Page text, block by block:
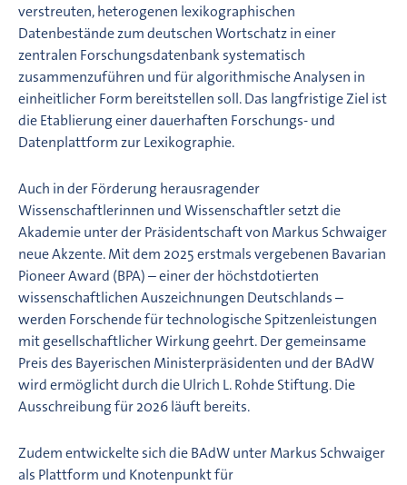
verstreuten, heterogenen lexikographischen
Datenbestände zum deutschen Wortschatz in einer
zentralen Forschungsdatenbank systematisch
zusammenzuführen und für algorithmische Analysen in
einheitlicher Form bereitstellen soll. Das langfristige Ziel ist
die Etablierung einer dauerhaften Forschungs- und
Datenplattform zur Lexikographie.
Auch in der Förderung herausragender
Wissenschaftlerinnen und Wissenschaftler setzt die
Akademie unter der Präsidentschaft von Markus Schwaiger
neue Akzente. Mit dem 2025 erstmals vergebenen Bavarian
Pioneer Award (BPA) – einer der höchstdotierten
wissenschaftlichen Auszeichnungen Deutschlands –
werden Forschende für technologische Spitzenleistungen
mit gesellschaftlicher Wirkung geehrt. Der gemeinsame
Preis des Bayerischen Ministerpräsidenten und der BAdW
wird ermöglicht durch die Ulrich L. Rohde Stiftung. Die
Ausschreibung für 2026 läuft bereits.
Zudem entwickelte sich die BAdW unter Markus Schwaiger
als Plattform und Knotenpunkt für